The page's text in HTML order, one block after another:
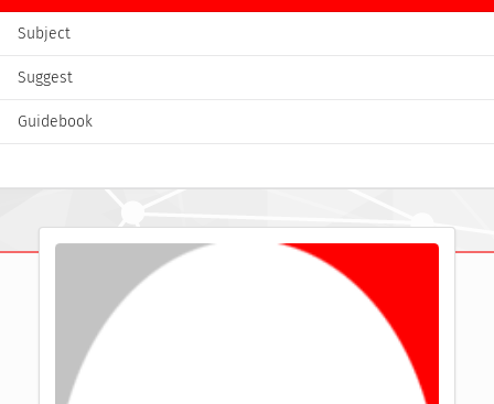
Subject
Suggest
Guidebook